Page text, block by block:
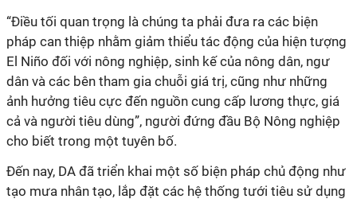
“Điều tối quan trọng là chúng ta phải đưa ra các biện
pháp can thiệp nhằm giảm thiểu tác động của hiện tượng
El Niño đối với nông nghiệp, sinh kế của nông dân, ngư
dân và các bên tham gia chuỗi giá trị, cũng như những
ảnh hưởng tiêu cực đến nguồn cung cấp lương thực, giá
cả và người tiêu dùng”, người đứng đầu Bộ Nông nghiệp
cho biết trong một tuyên bố.
Đến nay, DA đã triển khai một số biện pháp chủ động như
tạo mưa nhân tạo, lắp đặt các hệ thống tưới tiêu sử dụng